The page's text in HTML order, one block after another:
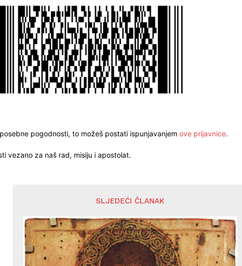
pogodnosti, to možeš postati ispunjavanjem ove prijavnice.
vezano za naš rad, misiju i apostolat.
SLJEDEĆI ČLANAK